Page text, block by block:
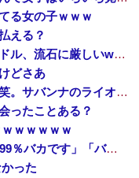
る女の子ｗｗｗ
える？
【画像】加工なしのローカル地下アイドル、流石に厳しいwwwwww
どさあ
イチロー「筋トレは絶対やっちゃダメ笑。サバンナのライオンが筋トレすると思います？笑」
ったことある？
ｗｗｗｗｗ
彫り師歴23年「タトゥー入れてる奴は99％バカです」「バカは5000円が好き」無断キャンセル、挨拶できない、金がない…客層をぶっちゃけ
った